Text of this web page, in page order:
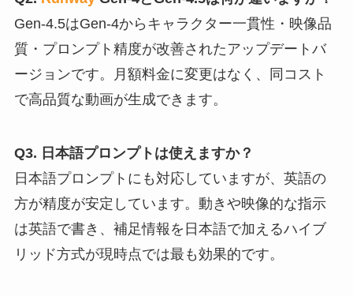
Gen-4.5はGen-4からキャラクター一貫性・映像品
質・プロンプト精度が改善されたアップデートバ
ージョンです。月額料金に変更はなく、同コスト
で高品質な動画が生成できます。
Q3. 日本語プロンプトは使えますか？
日本語プロンプトにも対応していますが、英語の
方が精度が安定しています。動きや映像的な指示
は英語で書き、補足情報を日本語で加えるハイブ
リッド方式が現時点では最も効果的です。